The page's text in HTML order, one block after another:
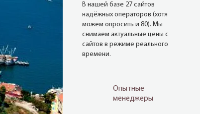
В нашей базе 27 сайтов
надёжных операторов (хотя
можем опросить и 80). Мы
снимаем актуальные цены с
сайтов в режиме реального
времени.
Опытные
менеджеры